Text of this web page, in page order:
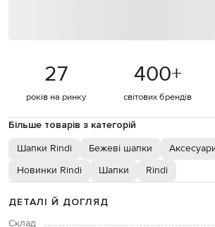
27
років на ринку
400+
світових брендів
Більше товарів з категорій
Шапки Rindi Бежеві шапки
Новинки Rindi
Шапки Rindi
ДЕТАЛІ Й ДОГЛЯД
Склад